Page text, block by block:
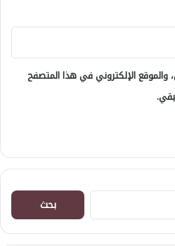
والموقع الإلكتروني في هذا المتصفح
البحث
عن: